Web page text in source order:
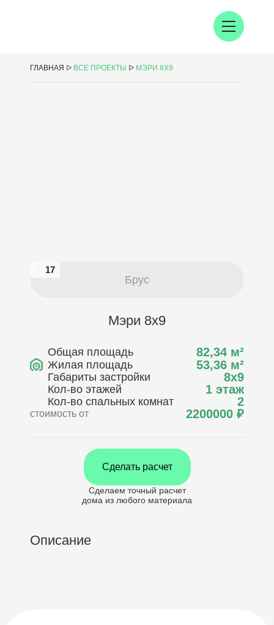
ГЛАВНАЯ ᐅ ВСЕ ПРОЕКТЫ ᐅ МЭРИ 8Х9
17
17
Брус
Мэри 8х9
Общая площадь 82,34 м²
Жилая площадь 53,36 м²
Габариты застройки 8х9
Кол-во этажей 1 этаж
Кол-во спальных комнат 2
стоимость от 2200000 ₽
Сделать расчет
Сделаем точный расчет
дома из любого материала
Описание